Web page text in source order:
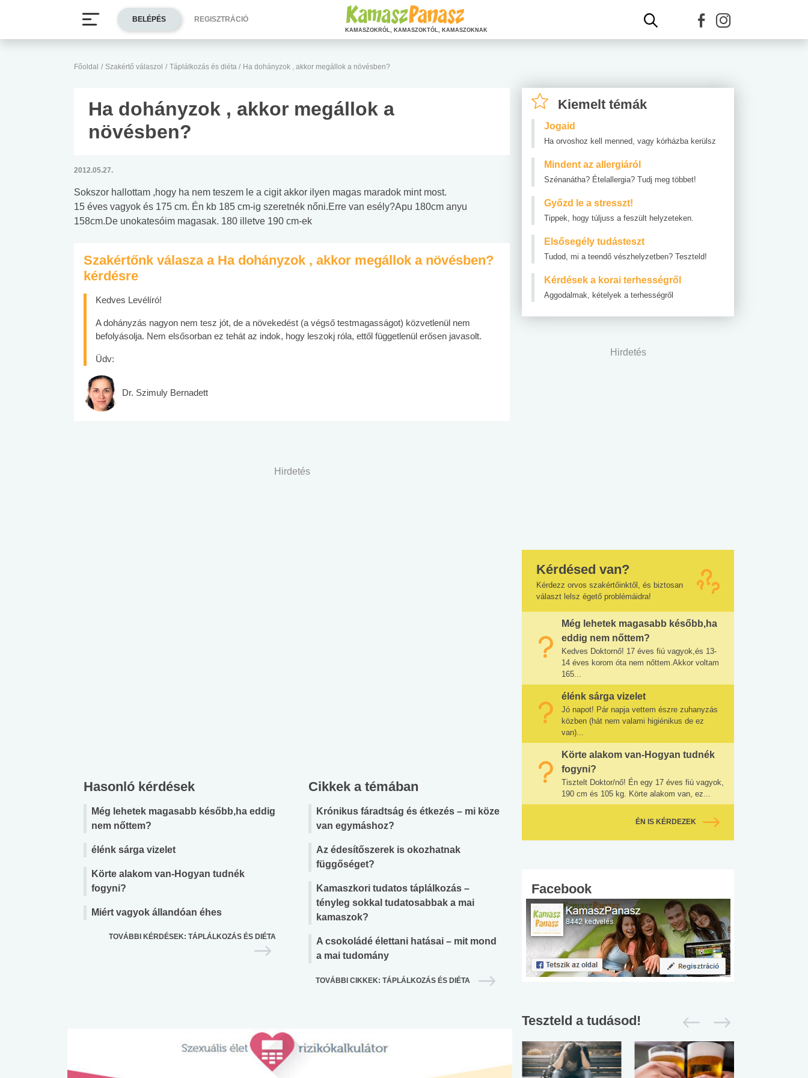
Főoldal / Szakértő válaszol / Táplálkozás és diéta / Ha dohányzok , akkor megállok a növésben?
Ha dohányzok , akkor megállok a
növésben?
2012.05.27.
Sokszor hallottam ,hogy ha nem teszem le a cigit akkor ilyen magas maradok mint most.
15 éves vagyok és 175 cm. Én kb 185 cm-ig szeretnék nőni.Erre van esély?Apu 180cm anyu
158cm.De unokatesóim magasak. 180 illetve 190 cm-ek
Szakértőnk válasza a Ha dohányzok , akkor megállok a növésben?
kérdésre
Kedves Levélíró!
A dohányzás nagyon nem tesz jót, de a növekedést (a végső testmagasságot) közvetlenül nem
befolyásolja. Nem elsősorban ez tehát az indok, hogy leszokj róla, ettől függetlenül erősen javasolt.
Üdv:
Dr. Szimuly Bernadett
Hirdetés
Hasonló kérdések
Még lehetek magasabb később,ha eddig
nem nőttem?
élénk sárga vizelet
Körte alakom van-Hogyan tudnék
fogyni?
Miért vagyok állandóan éhes
TOVÁBBI KÉRDÉSEK: TÁPLÁLKOZÁS ÉS DIÉTA
Cikkek a témában
Krónikus fáradtság és étkezés – mi köze
van egymáshoz?
Az édesítőszerek is okozhatnak
függőséget?
Kamaszkori tudatos táplálkozás –
tényleg sokkal tudatosabbak a mai
kamaszok?
A csokoládé élettani hatásai – mit mond
a mai tudomány
TOVÁBBI CIKKEK: TÁPLÁLKOZÁS ÉS DIÉTA
Kiemelt témák
Jogaid
Ha orvoshoz kell menned, vagy kórházba kerülsz
Mindent az allergiáról
Szénanátha? Ételallergia? Tudj meg többet!
Győzd le a stresszt!
Tippek, hogy túljuss a feszült helyzeteken.
Elsősegély tudásteszt
Tudod, mi a teendő vészhelyzetben? Teszteld!
Kérdések a korai terhességről
Aggodalmak, kételyek a terhességről
Hirdetés
Kérdésed van?
Kérdezz orvos szakértőinktől, és biztosan
választ lelsz égető problémáidra!
Még lehetek magasabb később,ha
eddig nem nőttem?
Kedves Doktornő! 17 éves fiú vagyok,és 13-
14 éves korom óta nem nőttem.Akkor voltam
165...
élénk sárga vizelet
Jó napot! Pár napja vettem észre zuhanyzás
közben (hát nem valami higiénikus de ez
van)...
Körte alakom van-Hogyan tudnék
fogyni?
Tisztelt Doktor/nő! Én egy 17 éves fiú vagyok,
190 cm és 105 kg. Körte alakom van, ez...
ÉN IS KÉRDEZEK
Facebook
Teszteld a tudásod!
BELÉPÉS REGISZTRÁCIÓ
KAMASZOKRÓL, KAMASZOKTÓL, KAMASZOKNAK